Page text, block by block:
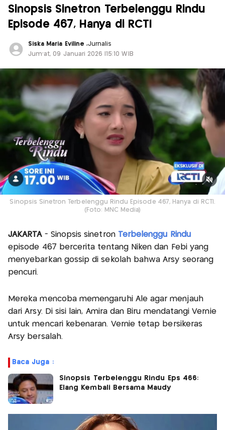
Sinopsis Sinetron Terbelenggu Rindu
Episode 467, Hanya di RCTI
Siska Maria Eviline ,Jurnalis
Jum'at, 09 Januari 2026 |15:10 WIB
Sinopsis Sinetron Terbelenggu Rindu Episode 467, Hanya di RCTI.
(Foto: MNC Media)
JAKARTA- Sinopsis sinetron Terbelenggu Rindu
episode 467 bercerita tentang Niken dan Febi yang
menyebarkan gossip di sekolah bahwa Arsy seorang
pencuri.
Mereka mencoba memengaruhi Ale agar menjauh
dari Arsy. Di sisi lain, Amira dan Biru mendatangi Vernie
untuk mencari kebenaran. Vernie tetap bersikeras
Arsy bersalah.
Baca Juga :
Sinopsis Terbelenggu Rindu Eps 466:
Elang Kembali Bersama Maudy